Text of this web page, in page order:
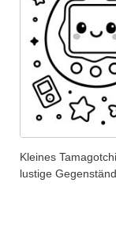
Kleines
lustige